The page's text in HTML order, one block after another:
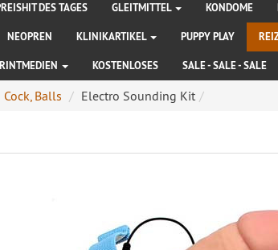
DES TAGES GLEITMITTEL KONDOME
NEOPREN KLINIKARTIKEL PUPPY PLAY
KOSTENLOSES SALE - SALE - SALE
Cock, Balls Electro Sounding Kit